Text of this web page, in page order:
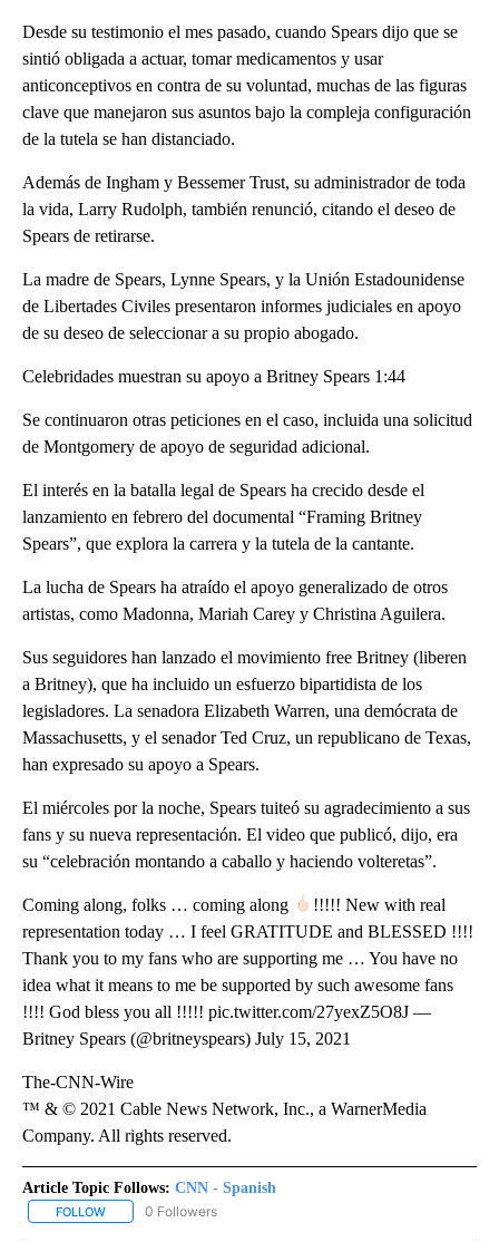
Desde su testimonio el mes pasado, cuando Spears dijo que se
sintió obligada a actuar, tomar medicamentos y usar
anticonceptivos en contra de su voluntad, muchas de las figuras
clave que manejaron sus asuntos bajo la compleja configuración
de la tutela se han distanciado.
Además de Ingham y Bessemer Trust, su administrador de toda
la vida, Larry Rudolph, también renunció, citando el deseo de
Spears de retirarse.
La madre de Spears, Lynne Spears, y la Unión Estadounidense
de Libertades Civiles presentaron informes judiciales en apoyo
de su deseo de seleccionar a su propio abogado.
Celebridades muestran su apoyo a Britney Spears 1:44
Se continuaron otras peticiones en el caso, incluida una solicitud
de Montgomery de apoyo de seguridad adicional.
El interés en la batalla legal de Spears ha crecido desde el
lanzamiento en febrero del documental “Framing Britney
Spears”, que explora la carrera y la tutela de la cantante.
La lucha de Spears ha atraído el apoyo generalizado de otros
artistas, como Madonna, Mariah Carey y Christina Aguilera.
Sus seguidores han lanzado el movimiento free Britney (liberen
a Britney), que ha incluido un esfuerzo bipartidista de los
legisladores. La senadora Elizabeth Warren, una demócrata de
Massachusetts, y el senador Ted Cruz, un republicano de Texas,
han expresado su apoyo a Spears.
El miércoles por la noche, Spears tuiteó su agradecimiento a sus
fans y su nueva representación. El video que publicó, dijo, era
su “celebración montando a caballo y haciendo volteretas”.
Coming along, folks … coming along
!!!!! New with real
representation today … I feel GRATITUDE and BLESSED !!!!
Thank you to my fans who are supporting me … You have no
idea what it means to me be supported by such awesome fans
!!!! God bless you all !!!!! pic.twitter.com/27yexZ5O8J —
Britney Spears (@britneyspears) July 15, 2021
The-CNN-Wire
™ & © 2021 Cable News Network, Inc., a WarnerMedia
Company. All rights reserved.
Article Topic Follows: CNN - Spanish
FOLLOW FOLLOW "CNN - SPANISH" TO RECEIVE NOTIFICATIONS ABOUT
0 Followers